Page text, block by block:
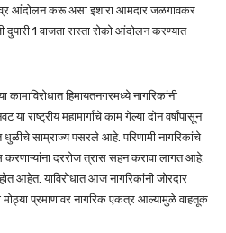
आंदोलन करू असा इशारा आमदार जळगावकर
1 वाजता रास्ता रोको आंदोलन करण्यात
कामाविरोधात हिमायतनगरमध्ये नागरिकांनी
राष्ट्रीय महामार्गाचे काम गेल्या दोन वर्षांपासून
साम्राज्य पसरले आहे. परिणामी नागरिकांचे
दररोज त्रास सहन करावा लागत आहे.
आहेत. याविरोधात आज नागरिकांनी जोरदार
प्रमाणावर नागरिक एकत्र आल्यामुळे वाहतूक